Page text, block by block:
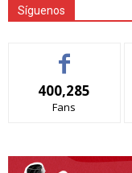
Síguenos
400,285
Fans